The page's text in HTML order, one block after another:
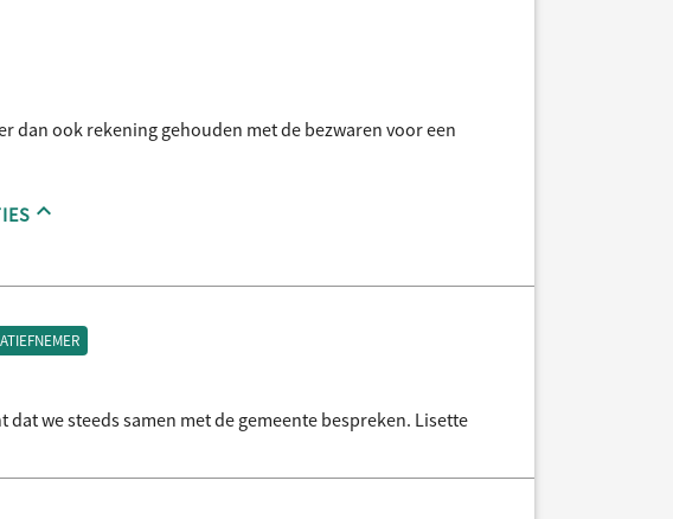
dan ook rekening gehouden met de bezwaren voor een
dat we steeds samen met de gemeente bespreken. Lisette